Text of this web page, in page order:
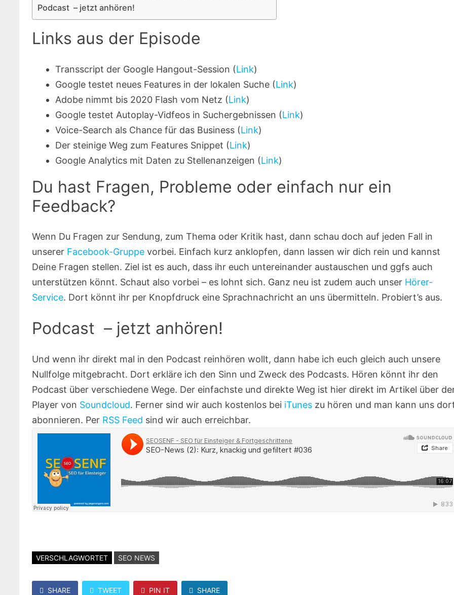
Podcast – jetzt anhören!
Links aus der Episode
Transscript der Google Hangout-Session (Link)
Google testet neues Features in der lokalen Suche (Link)
Adobe nimmt bis 2020 Flash vom Netz (Link)
Google testet Autoplay-Vidfeos in Suchergebnissen (Link)
Voice-Search als Chance für das Business (Link)
Der steinige Weg zum Features Snippet (Link)
Google Analytics mit Daten zu Stellenanzeigen (Link)
Du hast Fragen, Probleme oder einfach nur ein
Feedback?
Wenn Du Fragen zur Sendung, zum Thema oder Kritik hast, dann schau doch auf jeden Fall in
unserer Facebook-Gruppe vorbei. Einfach kurz anklopfen, dann lassen wir dich rein und kannst
Deine Fragen stellen. Ziel ist es auch, dass ihr euch untereinander austauschen und ggfs auch
unterstützen könnt. Schaut also vorbei – es lohnt sich. Ganz neu ist zudem auch unser Hörer-
Service. Dort könnt ihr per Knopfdruck eine Sprachnachricht an uns übermitteln. Probiert’s aus.
Podcast – jetzt anhören!
Und wenn ihr direkt mal in den Podcast reinhören wollt, dann habe ich euch gleich auch unsere
Nullfolge mitgebracht. Dort erkläre ich den Sinn und Zweck des Podcasts. Hören könnt ihr den
Podcast über verschiedene Wege. Der einfachste und direkte Weg ist hier direkt im Artikel über
Player von Soundcloud. Ferner sind wir auch kostenlos bei iTunes zu hören und man kann uns
abonnieren. Per RSS Feed sind wir auch erreichbar.
VERSCHLAGWORTET SEO NEWS
SHARE TWEET PIN IT SHARE